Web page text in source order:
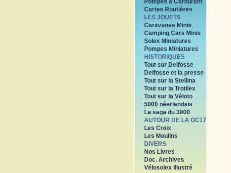
Pompes à Carburant
Cartes Routières
LES JOUETS
Caravanes Minis
Camping Cars Minis
Solex Miniatures
Pompes Miniatures
HISTORIQUES
Tout sur Delfosse
Delfosse et la presse
Tout sur la Stellina
Tout sur la Trotilex
Tout sur la Véloto
5000 néerlandais
La saga du 3800
AUTOUR DE LA GC17
Les Croix
Les Moulins
DIVERS
Nos Livres
Doc. Archives
Vélosolex Illustré